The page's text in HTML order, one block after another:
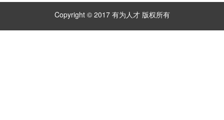
Copyright © 2017 有为人才 版权所有